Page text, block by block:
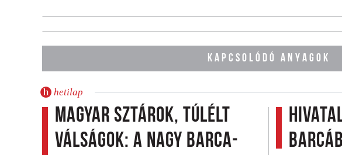
KAPCSOLÓDÓ ANYAGOK
hetilap
Magyar sztárok, túlélt
válságok: a nagy Barca-